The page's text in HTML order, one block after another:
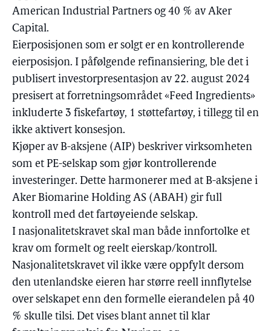
American Industrial Partners og 40 % av Aker
Capital.
Eierposisjonen som er solgt er en kontrollerende
eierposisjon. I påfølgende refinansiering, ble det i
publisert investorpresentasjon av 22. august 2024
presisert at forretningsområdet «Feed Ingredients»
inkluderte 3 fiskefartøy, 1 støttefartøy, i tillegg til en
ikke aktivert konsesjon.
Kjøper av B-aksjene (AIP) beskriver virksomheten
som et PE-selskap som gjør kontrollerende
investeringer. Dette harmonerer med at B-aksjene i
Aker Biomarine Holding AS (ABAH) gir full
kontroll med det fartøyeiende selskap.
I nasjonalitetskravet skal man både innfortolke et
krav om formelt og reelt eierskap/kontroll.
Nasjonalitetskravet vil ikke være oppfylt dersom
den utenlandske eieren har større reell innflytelse
over selskapet enn den formelle eierandelen på 40
% skulle tilsi. Det vises blant annet til klar